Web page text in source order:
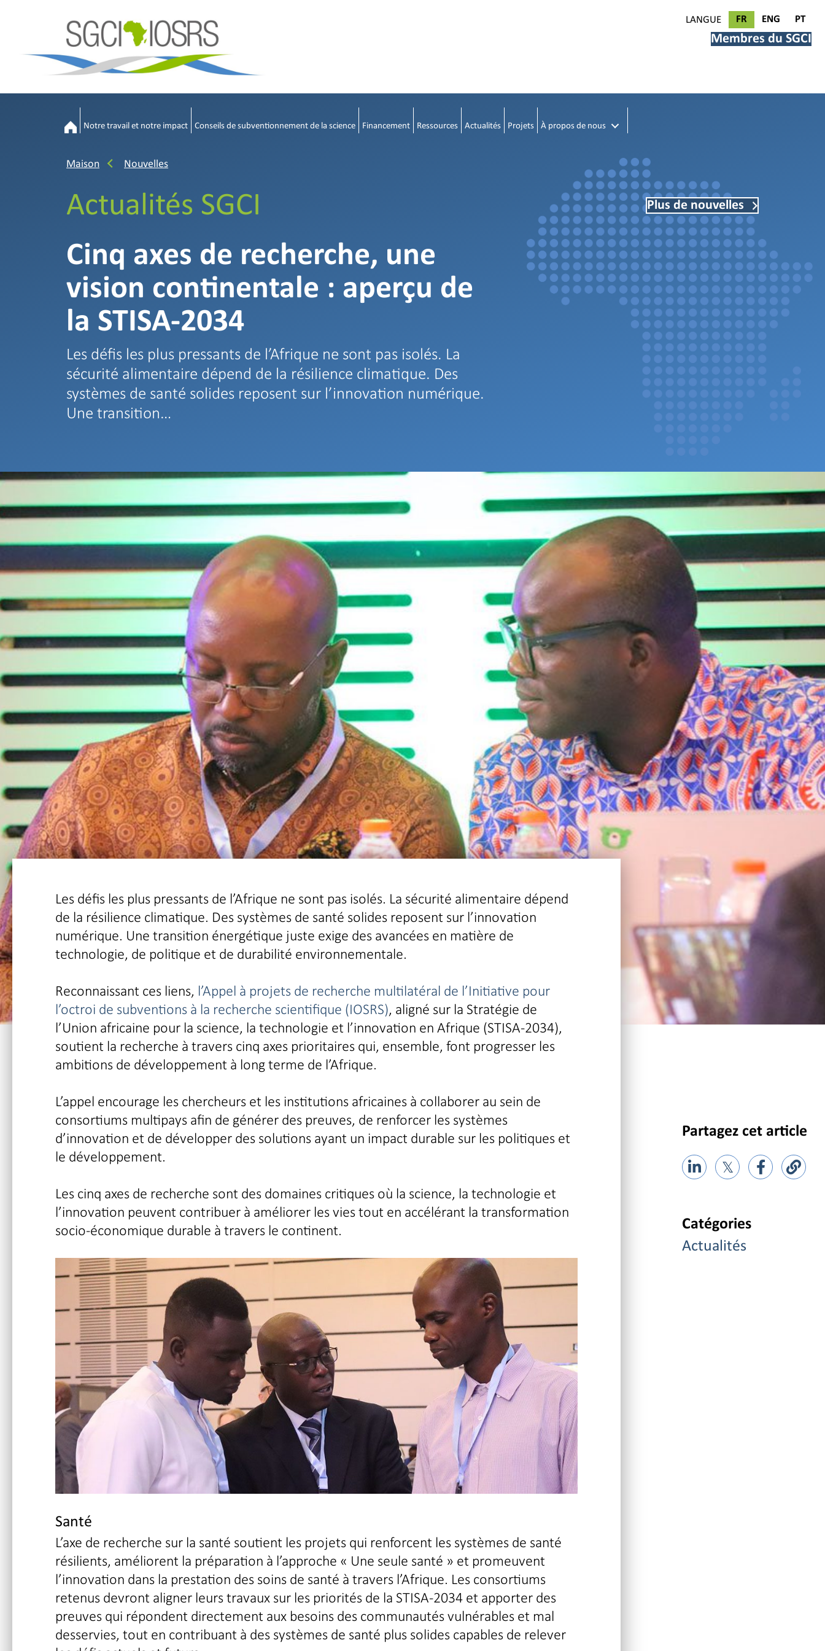
LANGUE FR ENG PT
Membres du SGCI
Notre travail et notre impact Conseils de subventionnement de la science Financement Ressources Actualités Projets À propos de nous
Maison Nouvelles
Actualités SGCI
Cinq axes de recherche, une
vision continentale : aperçu de
la STISA-2034
Les défis les plus pressants de l’Afrique ne sont pas isolés. La
sécurité alimentaire dépend de la résilience climatique. Des
systèmes de santé solides reposent sur l’innovation numérique.
Une transition…
Plus de nouvelles
Les défis les plus pressants de l’Afrique ne sont pas isolés. La sécurité alimentaire dépend
de la résilience climatique. Des systèmes de santé solides reposent sur l’innovation
numérique. Une transition énergétique juste exige des avancées en matière de
technologie, de politique et de durabilité environnementale.
Reconnaissant ces liens, l’Appel à projets de recherche multilatéral de l’Initiative pour
l’octroi de subventions à la recherche scientifique (IOSRS), aligné sur la Stratégie de
l’Union africaine pour la science, la technologie et l’innovation en Afrique (STISA-2034),
soutient la recherche à travers cinq axes prioritaires qui, ensemble, font progresser les
ambitions de développement à long terme de l’Afrique.
L’appel encourage les chercheurs et les institutions africaines à collaborer au sein de
consortiums multipays afin de générer des preuves, de renforcer les systèmes
d’innovation et de développer des solutions ayant un impact durable sur les politiques et
le développement.
Les cinq axes de recherche sont des domaines critiques où la science, la technologie et
l’innovation peuvent contribuer à améliorer les vies tout en accélérant la transformation
socio-économique durable à travers le continent.
Santé
L’axe de recherche sur la santé soutient les projets qui renforcent les systèmes de santé
résilients, améliorent la préparation à l’approche « Une seule santé » et promeuvent
l’innovation dans la prestation des soins de santé à travers l’Afrique. Les consortiums
retenus devront aligner leurs travaux sur les priorités de la STISA-2034 et apporter des
preuves qui répondent directement aux besoins des communautés vulnérables et mal
desservies, tout en contribuant à des systèmes de santé plus solides capables de relever
Partagez cet article
𝕏
Catégories
Actualités